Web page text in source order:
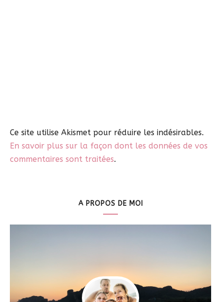
Ce site utilise Akismet pour réduire les indésirables.
En savoir plus sur la façon dont les données de vos
commentaires sont traitées.
A PROPOS DE MOI